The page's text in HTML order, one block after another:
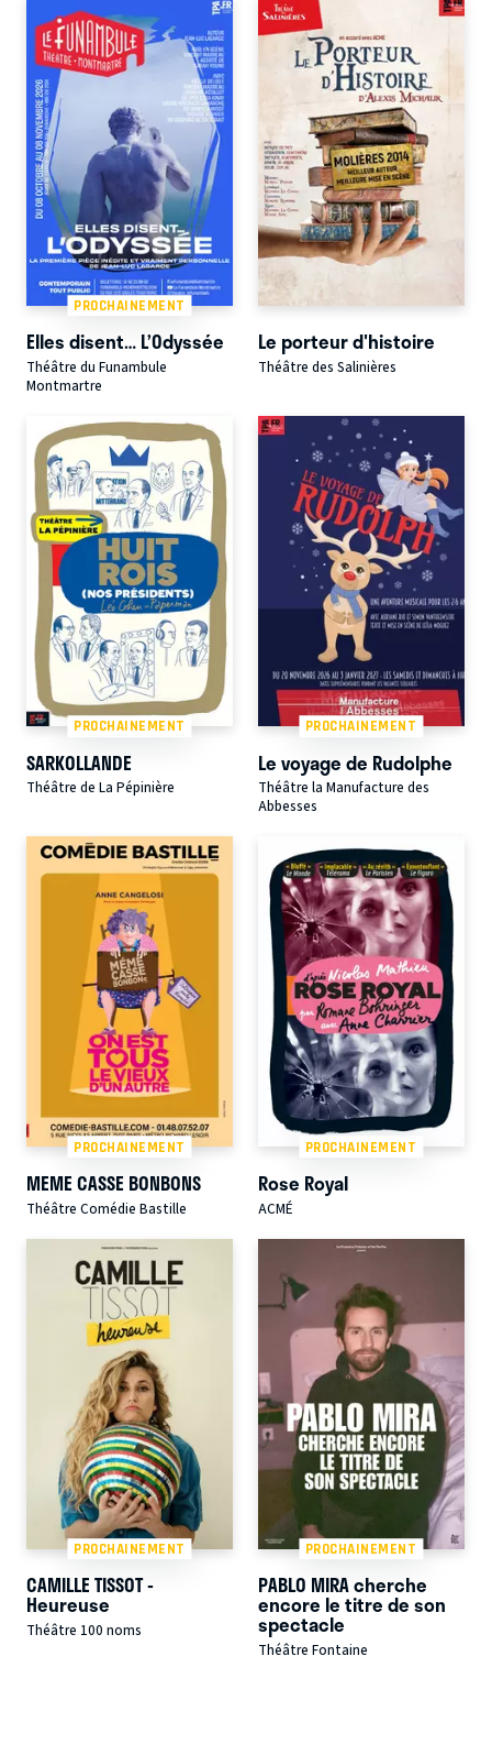
PROCHAINEMENT
Elles disent… L’Odyssée
Théâtre du Funambule
Montmartre
Le porteur d'histoire
Théâtre des Salinières
PROCHAINEMENT
SARKOLLANDE
Théâtre de La Pépinière
PROCHAINEMENT
Le voyage de Rudolphe
Théâtre la Manufacture des
Abbesses
PROCHAINEMENT
MEME CASSE BONBONS
Théâtre Comédie Bastille
PROCHAINEMENT
Rose Royal
ACMÉ
PROCHAINEMENT
CAMILLE TISSOT -
Heureuse
Théâtre 100 noms
PROCHAINEMENT
PABLO MIRA cherche
encore le titre de son
spectacle
Théâtre Fontaine